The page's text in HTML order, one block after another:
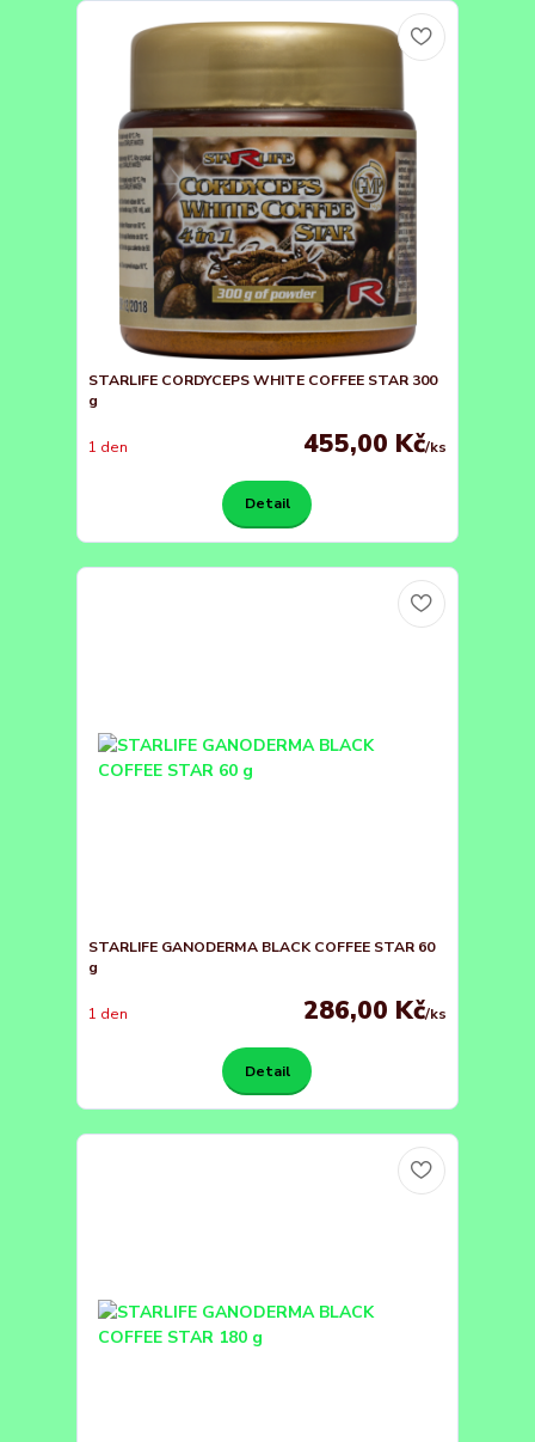
STARLIFE CORDYCEPS WHITE COFFEE STAR 300
g
455,00 Kč/ks
1 den
Detail
STARLIFE GANODERMA BLACK COFFEE STAR 60
g
286,00 Kč/ks
1 den
Detail